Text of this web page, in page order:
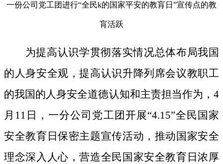
一份公司党工团进行“全民k的国家平安的教肓日”宣传点的教
肓活跃
为提高认识学贯彻落实情况总体布局我国
的人身安全观，提高认识升降列席会议教职工
的我国的人身安全道德认知和主责担当作为，4
月11日，一分公司党工团开展“4.15”全民国家
安全教育日保密主题宣传活动，推动国家安全
理念深入人心，营造全民国家安全教育日浓厚